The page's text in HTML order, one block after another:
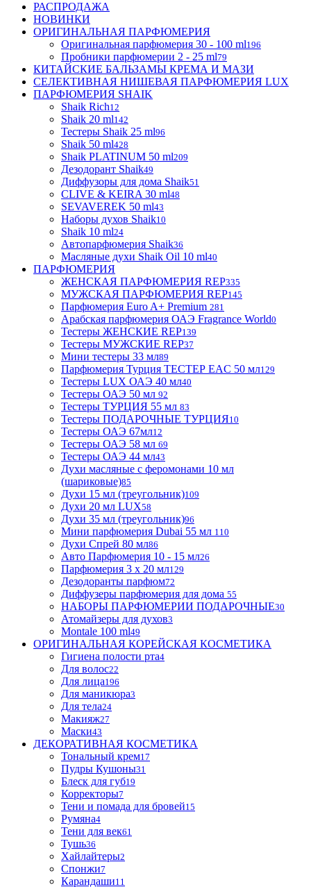
РАСПРОДАЖА
НОВИНКИ
ОРИГИНАЛЬНАЯ ПАРФЮМЕРИЯ
Оригинальная парфюмерия 30 - 100 ml196
Пробники парфюмерии 2 - 25 ml79
КИТАЙСКИЕ БАЛЬЗАМЫ КРЕМА И МАЗИ
СЕЛЕКТИВНАЯ НИШЕВАЯ ПАРФЮМЕРИЯ LUX
ПАРФЮМЕРИЯ SHAIK
Shaik Rich12
Shaik 20 ml142
Тестеры Shaik 25 ml96
Shaik 50 ml428
Shaik PLATINUM 50 ml209
Дезодорант Shaik49
Диффузоры для дома Shaik51
CLIVE & KEIRA 30 ml48
SEVAVEREK 50 ml43
Наборы духов Shaik10
Shaik 10 ml24
Автопарфюмерия Shaik36
Масляные духи Shaik Oil 10 ml40
ПАРФЮМЕРИЯ
ЖЕНСКАЯ ПАРФЮМЕРИЯ REP335
МУЖСКАЯ ПАРФЮМЕРИЯ REP145
Парфюмерия Euro A+ Premium 281
Арабская парфюмерия ОАЭ Fragrance World0
Тестеры ЖЕНСКИЕ REP139
Тестеры МУЖСКИЕ REP37
Мини тестеры 33 мл89
Парфюмерия Турция ТЕСТЕР EAC 50 мл129
Тестеры LUX ОАЭ 40 мл40
Тестеры ОАЭ 50 мл 92
Тестеры ТУРЦИЯ 55 мл 83
Тестеры ПОДАРОЧНЫЕ ТУРЦИЯ10
Тестеры ОАЭ 67мл12
Тестеры ОАЭ 58 мл 69
Тестеры ОАЭ 44 мл43
Духи масляные с феромонами 10 мл
(шариковые)85
Духи 15 мл (треугольник)109
Духи 20 мл LUX58
Духи 35 мл (треугольник)96
Мини парфюмерия Dubai 55 мл 110
Духи Спрей 80 мл86
Авто Парфюмерия 10 - 15 мл26
Парфюмерия 3 х 20 мл129
Дезодоранты парфюм72
Диффузеры парфюмерия для дома 55
НАБОРЫ ПАРФЮМЕРИИ ПОДАРОЧНЫЕ30
Атомайзеры для духов3
Montale 100 ml49
ОРИГИНАЛЬНАЯ КОРЕЙСКАЯ КОСМЕТИКА
Гигиена полости рта4
Для волос22
Для лица196
Для маникюра3
Для тела24
Макияж27
Маски43
ДЕКОРАТИВНАЯ КОСМЕТИКА
Тональный крем17
Пудры Кушоны31
Блеск для губ19
Корректоры7
Тени и помада для бровей15
Румяна4
Тени для век61
Тушь36
Хайлайтеры2
Спонжи7
Карандаши11